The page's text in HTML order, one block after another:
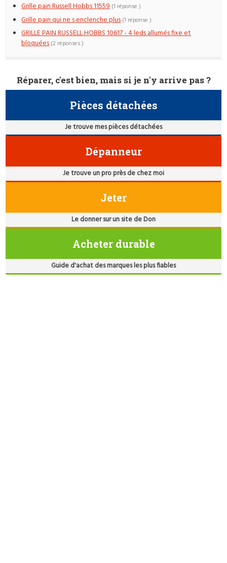
Grille pain Russell Hobbs 11559 (1 réponse )
Grille pain qui ne s enclenche plus (1 réponse )
GRILLE PAIN RUSSELL HOBBS 10617 - 4 leds allumés fixe et
bloquées (2 réponses )
Réparer, c'est bien, mais si je n'y arrive pas ?
Pièces détachées
Je trouve mes pièces détachées
Dépanneur
Je trouve un pro près de chez moi
Jeter
Le donner sur un site de Don
Acheter durable
Guide d'achat des marques les plus fiables